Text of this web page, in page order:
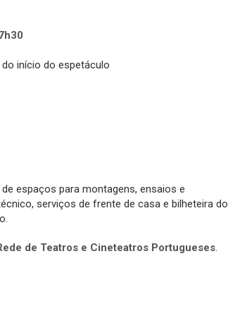
início do espetáculo
espaços para montagens, ensaios e
serviços de frente de casa e bilheteira do
de Teatros e Cineteatros Portugueses.